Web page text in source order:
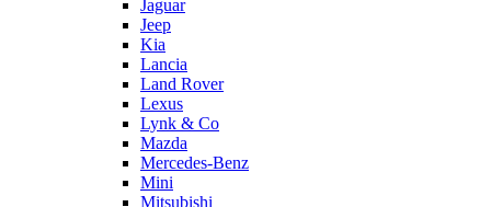
Jaguar
Jeep
Kia
Lancia
Land Rover
Lexus
Lynk & Co
Mazda
Mercedes-Benz
Mini
Mitsubishi